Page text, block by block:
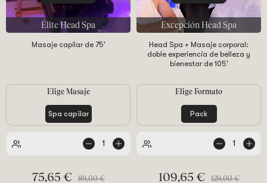
Élite Head Spa
Masaje capilar de 75'
Elige Masaje
Spa capilar
1
75,65 € 89,00 €
Excepción Head Spa
Head Spa + Masaje corporal:
doble experiencia de belleza y
bienestar de 105'
Elige Formato
Pack
1
109,65 € 129,00 €